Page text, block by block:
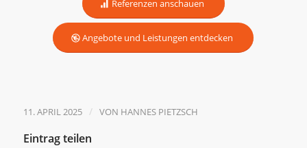
Referenzen anschauen
Angebote und Leistungen entdecken
11. APRIL 2025 / VON HANNES PIETZSCH
Eintrag teilen